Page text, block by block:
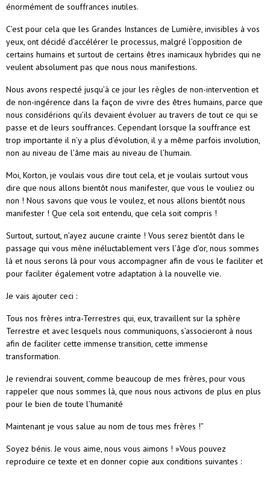
énormément de souffrances inutiles.
C’est pour cela que les Grandes Instances de Lumière, invisibles à vos
yeux, ont décidé d’accélérer le processus, malgré l’opposition de
certains humains et surtout de certains êtres inamicaux hybrides qui ne
veulent absolument pas que nous nous manifestions.
Nous avons respecté jusqu’à ce jour les règles de non-intervention et
de non-ingérence dans la façon de vivre des êtres humains, parce que
nous considérions qu’ils devaient évoluer au travers de tout ce qui se
passe et de leurs souffrances. Cependant lorsque la souffrance est
trop importante il n’y a plus d’évolution, il y a même parfois involution,
non au niveau de l’âme mais au niveau de l’humain.
Moi, Korton, je voulais vous dire tout cela, et je voulais surtout vous
dire que nous allons bientôt nous manifester, que vous le vouliez ou
non ! Nous savons que vous le voulez, et nous allons bientôt nous
manifester ! Que cela soit entendu, que cela soit compris !
Surtout, surtout, n’ayez aucune crainte ! Vous serez bientôt dans le
passage qui vous mène inéluctablement vers l’âge d’or, nous sommes
là et nous serons là pour vous accompagner afin de vous le faciliter et
pour faciliter également votre adaptation à la nouvelle vie.
Je vais ajouter ceci :
Tous nos frères intra-Terrestres qui, eux, travaillent sur la sphère
Terrestre et avec lesquels nous communiquons, s’associeront à nous
afin de faciliter cette immense transition, cette immense
transformation.
Je reviendrai souvent, comme beaucoup de mes frères, pour vous
rappeler que nous sommes là, que nous nous activons de plus en plus
pour le bien de toute l’humanité
Maintenant je vous salue au nom de tous mes frères !”
Soyez bénis. Je vous aime, nous vous aimons ! »Vous pouvez
reproduire ce texte et en donner copie aux conditions suivantes :